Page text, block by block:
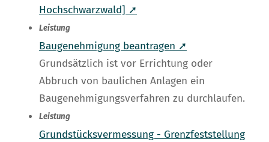
Hochschwarzwald] ➚
Leistung
Baugenehmigung beantragen ➚
Grundsätzlich ist vor Errichtung oder
Abbruch von baulichen Anlagen ein
Baugenehmigungsverfahren zu durchlaufen.
Leistung
Grundstücksvermessung - Grenzfeststellung